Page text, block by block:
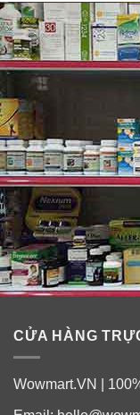
Phương pháp lăn
điều trị vi điểm
Collagen điều trị
điểm trên da.
Bằng chứng về
bào gốc là được
Brad Pitt, Angelina
Tìm hiểu thêm
của Hàn Quốc
qua
Tác dụng hiệu
thương nào.
CỬA HÀNG
Wowmart.VN |